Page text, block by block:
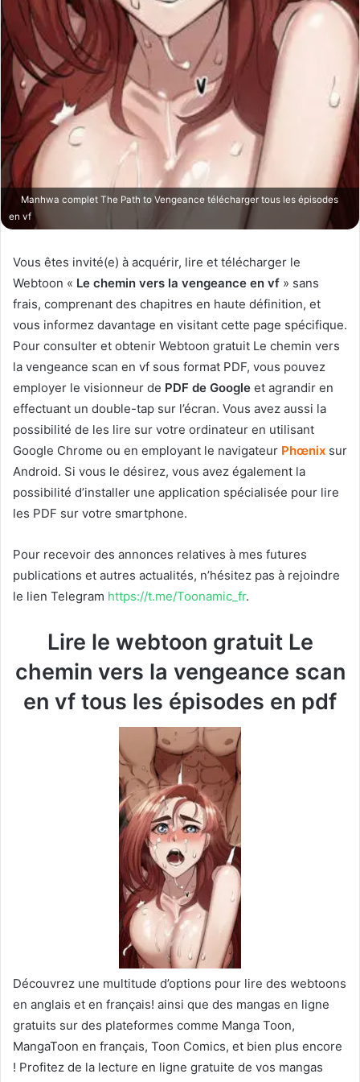
Manhwa complet The Path to Vengeance télécharger tous les épisodes
en vf
Vous êtes invité(e) à acquérir, lire et télécharger le
Webtoon « Le chemin vers la vengeance en vf » sans
frais, comprenant des chapitres en haute définition, et
vous informez davantage en visitant cette page spécifique.
Pour consulter et obtenir Webtoon gratuit Le chemin vers
la vengeance scan en vf sous format PDF, vous pouvez
employer le visionneur de PDF de Google et agrandir en
effectuant un double-tap sur l’écran. Vous avez aussi la
possibilité de les lire sur votre ordinateur en utilisant
Google Chrome ou en employant le navigateur Phœnix sur
Android. Si vous le désirez, vous avez également la
possibilité d’installer une application spécialisée pour lire
les PDF sur votre smartphone.
Pour recevoir des annonces relatives à mes futures
publications et autres actualités, n’hésitez pas à rejoindre
le lien Telegram https://t.me/Toonamic_fr.
Lire le webtoon gratuit Le
chemin vers la vengeance scan
en vf tous les épisodes en pdf
Découvrez une multitude d’options pour lire des webtoons
en anglais et en français! ainsi que des mangas en ligne
gratuits sur des plateformes comme Manga Toon,
MangaToon en français, Toon Comics, et bien plus encore
! Profitez de la lecture en ligne gratuite de vos mangas